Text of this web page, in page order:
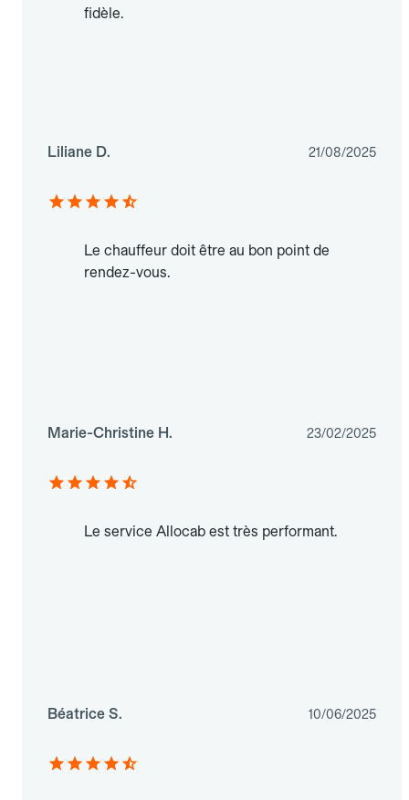
fidèle.
Liliane D. 21/08/2025
Le chauffeur doit être au bon point de
rendez-vous.
Marie-Christine H. 23/02/2025
Le service Allocab est très performant.
Béatrice S. 10/06/2025